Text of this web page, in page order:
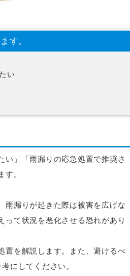
す。
い
い」「雨漏りの応急処置で推奨さ
。
雨漏りが起きた際は被害を広げな
って状況を悪化させる恐れがあり
置を解説します。また、避けるべ
にしてください。